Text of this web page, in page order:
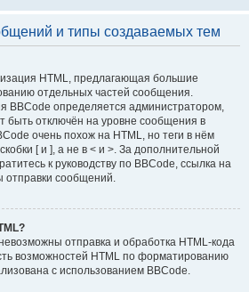
и типы создаваемых тем
HTML, предлагающая большие
отдельных частей сообщения.
BBCode определяется администратором,
быть отключён на уровне сообщения в
очень похож на HTML, но теги в нём
[ и ], а не в < и >. За дополнительной
к руководству по BBCode, ссылка на
отправки сообщений.
отправка и обработка HTML-кода
возможностей HTML по форматированию
с использованием BBCode.